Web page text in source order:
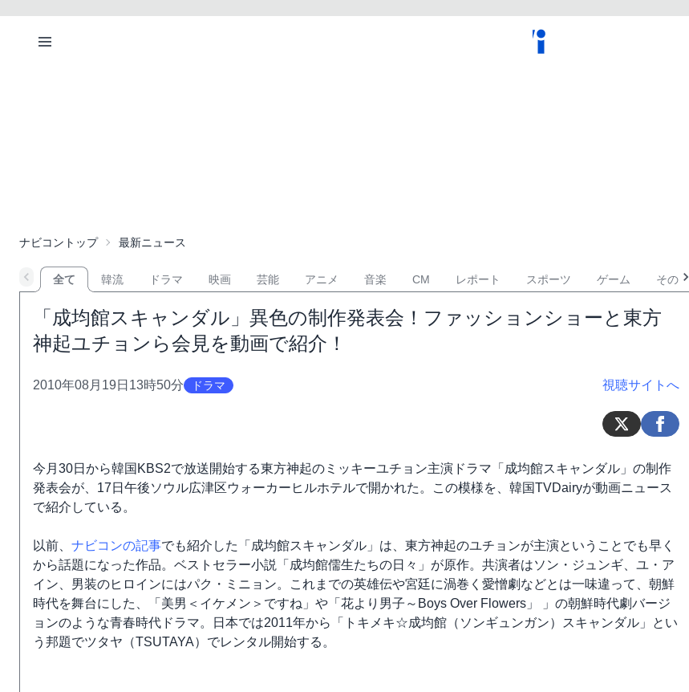
ナビコントップ 最新ニュース
全て 韓流 ドラマ 映画 芸能 アニメ 音楽 CM レポート スポーツ ゲーム その他
「成均館スキャンダル」異色の制作発表会！ファッションショーと東方
神起ユチョンら会見を動画で紹介！
2010年08月19日13時50分 ドラマ 視聴サイトへ
今月30日から韓国KBS2で放送開始する東方神起のミッキーユチョン主演ドラマ「成均館スキャンダル」の制作
発表会が、17日午後ソウル広津区ウォーカーヒルホテルで開かれた。この模様を、韓国TVDairyが動画ニュース
で紹介している。
以前、 ナビコンの記事でも紹介した「成均館スキャンダル」は、東方神起のユチョンが主演ということでも早く
から話題になった作品。ベストセラー小説「成均館儒生たちの日々」が原作。共演者はソン・ジュンギ、ユ・ア
イン、男装のヒロインにはパク・ミニョン。これまでの英雄伝や宮廷に渦巻く愛憎劇などとは一味違って、朝鮮
時代を舞台にした、「美男＜イケメン＞ですね」や「花より男子～Boys Over Flowers」 」の朝鮮時代劇バージ
ョンのような青春時代ドラマ。日本では2011年から「トキメキ☆成均館（ソンギュンガン）スキャンダル」とい
う邦題でツタヤ（TSUTAYA）でレンタル開始する。